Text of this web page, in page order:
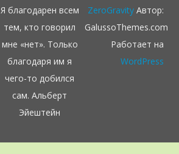
Я благодарен всем
тем, кто говорил
мне «нет». Только
благодаря им я
чего-то добился
сам. Альберт
Эйештейн
ZeroGravityАвтор:
GalussoThemes.com
Работает на
WordPress